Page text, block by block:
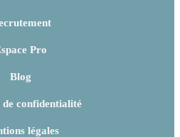
Pro
Blog
de confidentialité
légales